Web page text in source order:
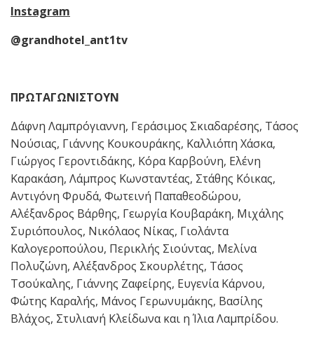
Instagram
@grandhotel_ant1tv
ΠΡΩΤΑΓΩΝΙΣΤΟΥΝ
Δάφνη Λαμπρόγιαννη, Γεράσιμος Σκιαδαρέσης, Τάσος
Νούσιας, Γιάννης Κουκουράκης, Καλλιόπη Χάσκα,
Γιώργος Γεροντιδάκης, Κόρα Καρβούνη, Ελένη
Καρακάση, Λάμπρος Κωνσταντέας, Στάθης Κόικας,
Αντιγόνη Φρυδά, Φωτεινή Παπαθεοδώρου,
Αλέξανδρος Βάρθης, Γεωργία Κουβαράκη, Μιχάλης
Συριόπουλος, Νικόλαος Νίκας, Γιολάντα
Καλογεροπούλου, Περικλής Σιούντας, Μελίνα
Πολυζώνη, Αλέξανδρος Σκουρλέτης, Τάσος
Τσούκαλης, Γιάννης Ζαφείρης, Ευγενία Κάρνου,
Φώτης Καραλής, Μάνος Γερωνυμάκης, Βασίλης
Βλάχος, Στυλιανή Κλείδωνα και η Ίλια Λαμπρίδου.